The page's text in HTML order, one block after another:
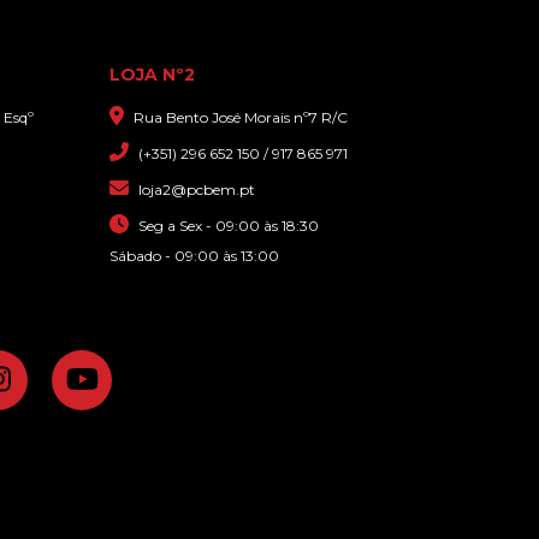
TAMPA TRASEIRA SAMSUNG
CORAL BLUE
LOJA Nº2
Rua Bento José Morais nº7 R/C
(+351) 296 652 150 / 917 865 971
loja2@pcbem.pt
Seg a Sex - 09:00 às 18:30
Sábado - 09:00 às 13:00